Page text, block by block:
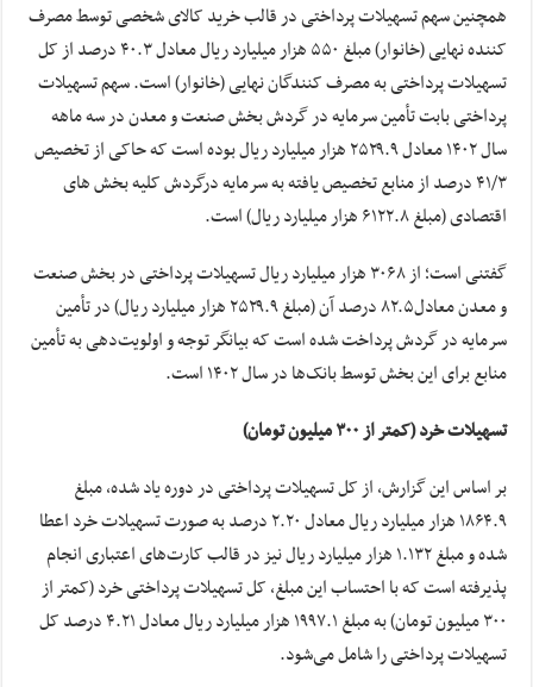
همچنین سهم تسهیلات پرداختی در قالب خرید کالای شخصی توسط مصرف
کننده نهایی (خانوار) مبلغ ۵۵۰ هزار میلیارد ریال معادل ۴۰.۳ درصد از کل
تسهیلات پرداختی به مصرف کنندگان نهایی (خانوار) است. سهم تسهیلات
پرداختی بابت تأمین سرمایه در گردش بخش صنعت و معدن در سه ماهه
سال ۱۴۰۲ معادل ۲۵۲۹.۹ هزار میلیارد ریال بوده است که حاکی از تخصیص
۴۱/۳ درصد از منابع تخصیص یافته به سرمایه درگردش کلیه بخش های
اقتصادی (مبلغ ۶۱۲۲.۸ هزار میلیارد ریال) است.
گفتنی است؛ از ۳۰۶۸ هزار میلیارد ریال تسهیلات پرداختی در بخش صنعت
و معدن معادل۸۲.۵ درصد آن (مبلغ ۲۵۲۹.۹ هزار میلیارد ریال) در تأمین
سرمایه در گردش پرداخت شده است که بیانگر توجه و اولویت‌دهی به تأمین
منابع برای این بخش توسط بانک‌ها در سال ۱۴۰۲ است.
تسهیلات خرد (کمتر از ۳۰۰ میلیون تومان)
بر اساس این گزارش، از کل تسهیلات پرداختی در دوره یاد شده، مبلغ
۱۸۶۴.۹ هزار میلیارد ریال معادل ۲‌.۲۰ درصد به صورت تسهیلات خرد اعطا
شده و مبلغ ۱.۱۳۲ هزار میلیارد ریال نیز در قالب کارت‌های اعتباری انجام
پذیرفته است که با احتساب این مبلغ، کل تسهیلات پرداختی خرد (کمتر از
۳۰۰ میلیون تومان) به مبلغ ۱۹۹۷.۱ هزار میلیارد ریال معادل ۴.۲۱ درصد کل
تسهیلات پرداختی را شامل می‌شود.